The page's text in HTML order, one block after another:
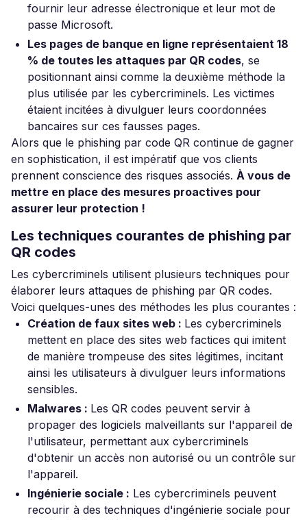
fournir leur adresse électronique et leur mot de
passe Microsoft.
Les pages de banque en ligne représentaient 18
% de toutes les attaques par QR codes, se
positionnant ainsi comme la deuxième méthode la
plus utilisée par les cybercriminels. Les victimes
étaient incitées à divulguer leurs coordonnées
bancaires sur ces fausses pages.
Alors que le phishing par code QR continue de gagner
en sophistication, il est impératif que vos clients
prennent conscience des risques associés. À vous de
mettre en place des mesures proactives pour
assurer leur protection !
Les techniques courantes de phishing par
QR codes
Les cybercriminels utilisent plusieurs techniques pour
élaborer leurs attaques de phishing par QR codes.
Voici quelques-unes des méthodes les plus courantes :
Création de faux sites web : Les cybercriminels
mettent en place des sites web factices qui imitent
de manière trompeuse des sites légitimes, incitant
ainsi les utilisateurs à divulguer leurs informations
sensibles.
Malwares : Les QR codes peuvent servir à
propager des logiciels malveillants sur l'appareil de
l'utilisateur, permettant aux cybercriminels
d'obtenir un accès non autorisé ou un contrôle sur
l'appareil.
Ingénierie sociale : Les cybercriminels peuvent
recourir à des techniques d'ingénierie sociale pour